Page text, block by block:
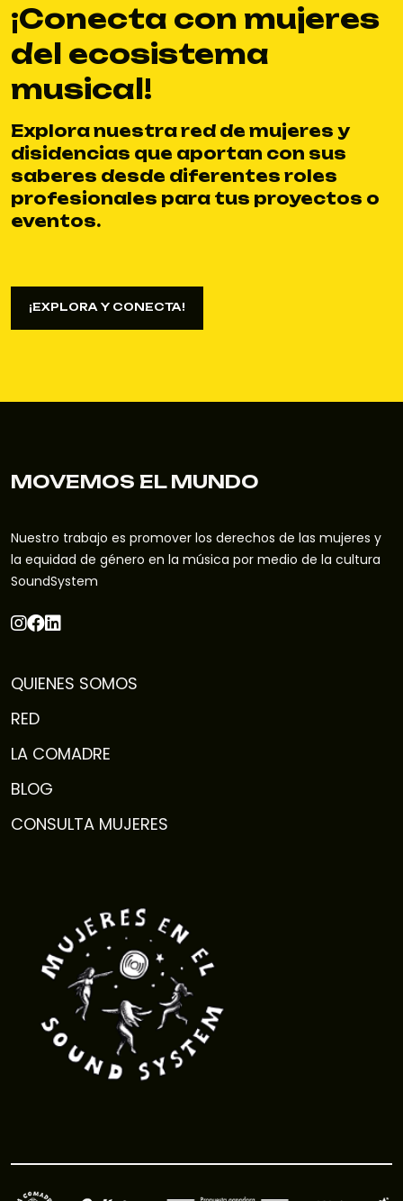
¡Conecta con mujeres
del ecosistema
musical!
Explora nuestra red de mujeres y
disidencias que aportan con sus
saberes desde diferentes roles
profesionales para tus proyectos o
eventos.
¡EXPLORA Y CONECTA!
MOVEMOS EL MUNDO
Nuestro trabajo es promover los derechos de las mujeres y
la equidad de género en la música por medio de la cultura
SoundSystem
QUIENES SOMOS
RED
LA COMADRE
BLOG
CONSULTA MUJERES